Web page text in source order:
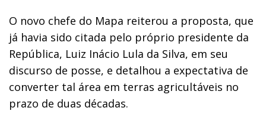
O novo chefe do Mapa reiterou a proposta, que
já havia sido citada pelo próprio presidente da
República, Luiz Inácio Lula da Silva, em seu
discurso de posse, e detalhou a expectativa de
converter tal área em terras agricultáveis no
prazo de duas décadas.